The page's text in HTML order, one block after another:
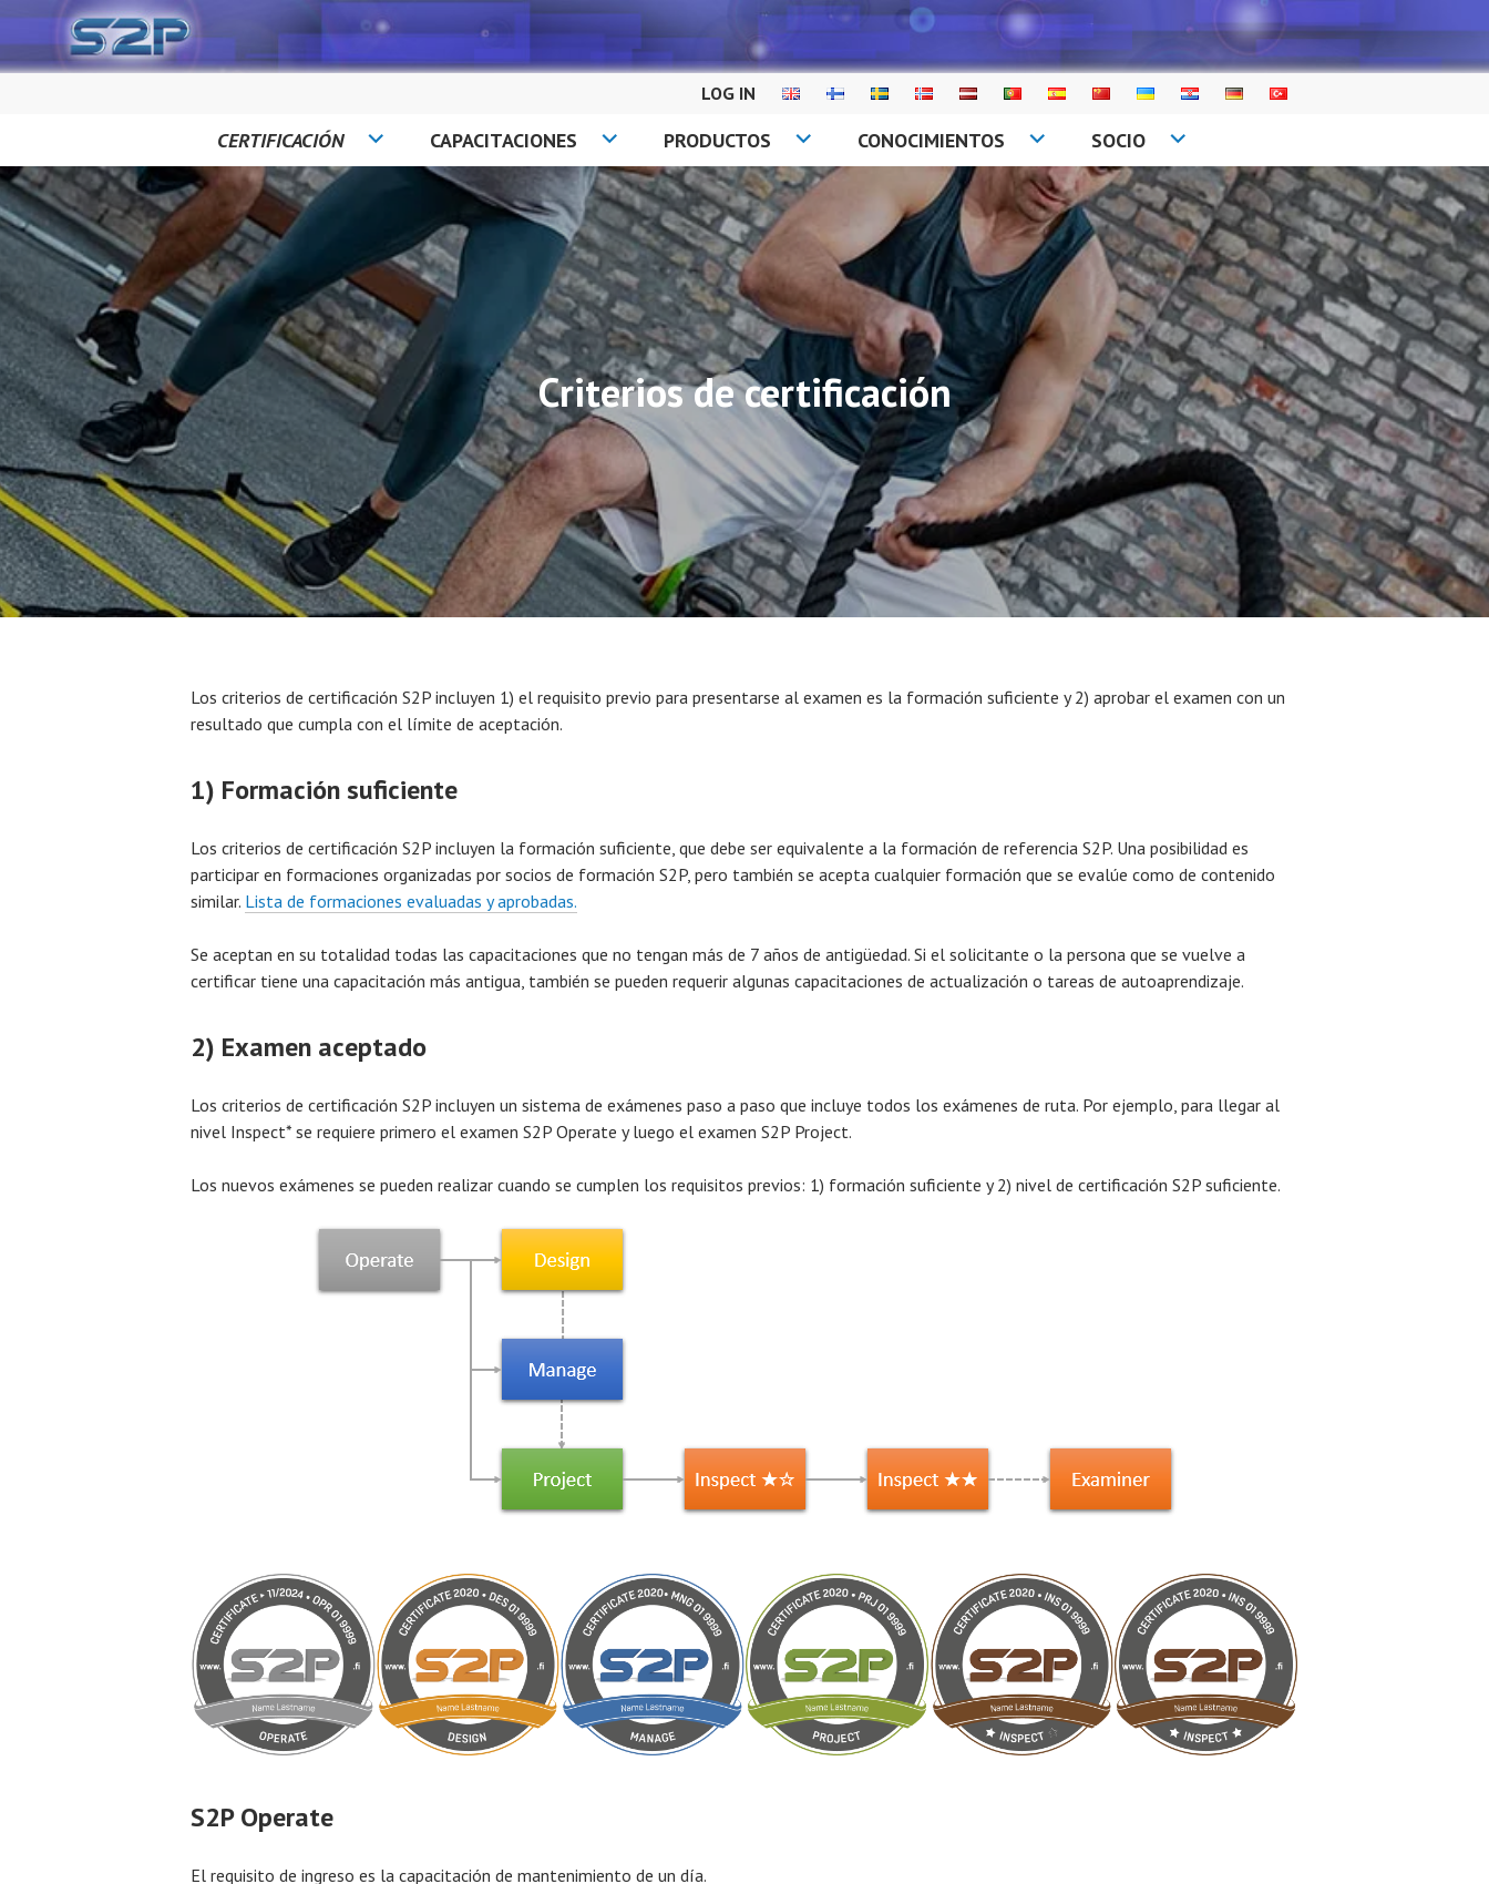
Saltar
al
contenido
LOG IN
CERTIFICACIÓN CAPACITACIONES PRODUCTOS CONOCIMIENTOS SOCIO
Criterios de certificación
Los criterios de certificación S2P incluyen 1) el requisito previo para presentarse al examen es la formación suficiente y 2) aprobar el examen con un
resultado que cumpla con el límite de aceptación.
1) Formación suficiente
Los criterios de certificación S2P incluyen la formación suficiente, que debe ser equivalente a la formación de referencia S2P. Una posibilidad es
participar en formaciones organizadas por socios de formación S2P, pero también se acepta cualquier formación que se evalúe como de contenido
similar. Lista de formaciones evaluadas y aprobadas.
Se aceptan en su totalidad todas las capacitaciones que no tengan más de 7 años de antigüedad. Si el solicitante o la persona que se vuelve a
certificar tiene una capacitación más antigua, también se pueden requerir algunas capacitaciones de actualización o tareas de autoaprendizaje.
2) Examen aceptado
Los criterios de certificación S2P incluyen un sistema de exámenes paso a paso que incluye todos los exámenes de ruta. Por ejemplo, para llegar al
nivel Inspect* se requiere primero el examen S2P Operate y luego el examen S2P Project.
Los nuevos exámenes se pueden realizar cuando se cumplen los requisitos previos: 1) formación suficiente y 2) nivel de certificación S2P suficiente.
S2P Operate
El requisito de ingreso es la capacitación de mantenimiento de un día.